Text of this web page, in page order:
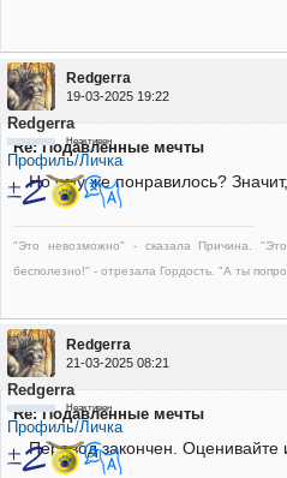
Redgerra
19-03-2025 19:22
Redgerra
Неактивен
Профиль/Личка
Re: Подавленные мечты
Но ему же понравилось?
"Это невозможно" - сказала Причина.
бесполезно!" - отрезала Гордость. "А ты
Redgerra
21-03-2025 08:21
Redgerra
Неактивен
Профиль/Личка
Re: Подавленные мечты
Перевод закончен. Оценивайте